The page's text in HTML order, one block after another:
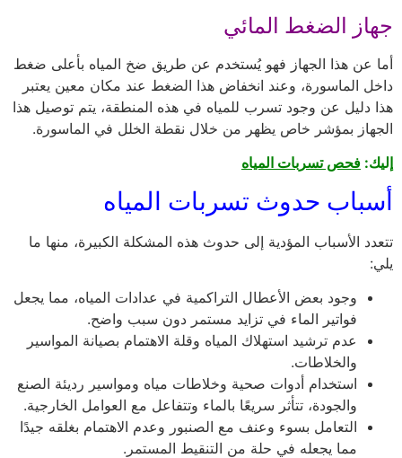
جهاز الضغط المائي
أما عن هذا الجهاز فهو يُستخدم عن طريق ضخ المياه بأعلى ضغط
داخل الماسورة، وعند انخفاض هذا الضغط عند مكان معين يعتبر
هذا دليل عن وجود تسرب للمياه في هذه المنطقة، يتم توصيل هذا
الجهاز بمؤشر خاص يظهر من خلال نقطة الخلل في الماسورة.
إليك: فحص تسربات المياه
أسباب حدوث تسربات المياه
تتعدد الأسباب المؤدية إلى حدوث هذه المشكلة الكبيرة، منها ما
يلي:
وجود بعض الأعطال التراكمية في عدادات المياه، مما يجعل
فواتير الماء في تزايد مستمر دون سبب واضح.
عدم ترشيد استهلاك المياه وقلة الاهتمام بصيانة المواسير
والخلاطات.
استخدام أدوات صحية وخلاطات مياه ومواسير رديئة الصنع
والجودة، تتأثر سريعًا بالماء وتتفاعل مع العوامل الخارجية.
التعامل بسوء وعنف مع الصنبور وعدم الاهتمام بغلقه جيدًا
مما يجعله في حلة من التنقيط المستمر.